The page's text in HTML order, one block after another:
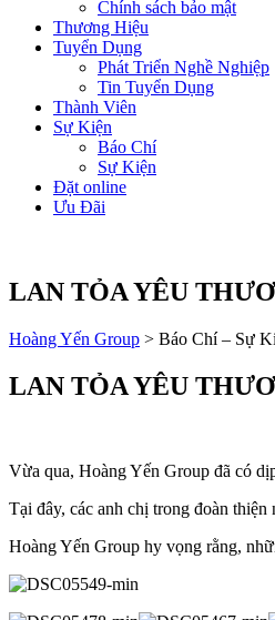
Chính sách bảo mật
Thương Hiệu
Tuyển Dụng
Phát Triển Nghề Nghiệp
Tin Tuyển Dụng
Thành Viên
Sự Kiện
Báo Chí
Sự Kiện
Đặt online
Ưu Đãi
LAN TỎA YÊU
Hoàng Yến Group > Báo Chí – Sự
LAN TỎA YÊU
Vừa qua, Hoàng Yến Group đã có
Tại đây, các anh chị trong đoàn
Hoàng Yến Group hy vọng rằng,